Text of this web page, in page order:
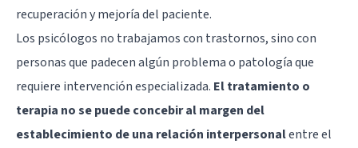
recuperación y mejoría del paciente.
Los psicólogos no trabajamos con trastornos, sino con
personas que padecen algún problema o patología que
requiere intervención especializada. El tratamiento o
terapia no se puede concebir al margen del
establecimiento de una relación interpersonalentre el